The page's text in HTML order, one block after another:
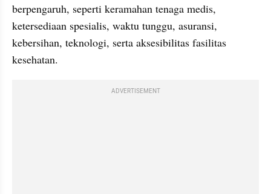
berpengaruh, seperti keramahan tenaga medis,
ketersediaan spesialis, waktu tunggu, asuransi,
kebersihan, teknologi, serta aksesibilitas fasilitas
kesehatan.
ADVERTISEMENT